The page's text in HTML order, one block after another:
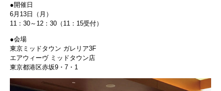
●開催日
6月13日（月）
11：30～12：30（11：15受付）
●会場
東京ミッドタウン ガレリア3F
エアウィーヴ ミッドタウン店
東京都港区赤坂9・7・1